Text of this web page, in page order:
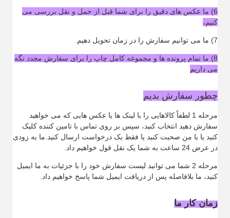
6) ما عکس های دقیق را برای شما قبل از حمل و نقل بررسی می
کنیم،
7) ما می توانیم سفارش را در زمان تحویل دهیم.
8) ما تمام پرونده ها و مجموعه کامل چاپ را برای سفارش مجدد نگه
می داریم
چطور سفارش بدیم
مرحله 1 لطفاً کالاهایی را با لینک ها یا عکس هایی که می خواهید
سفارش دهید انتخاب کنید، سپس بر روی تماس با تامین کننده کلیک
کنید یا با من صحبت کنید یا فقط یک درخواست ارسال کنید.ما به زودی
در عرض 24 ساعت به شما یک نقل قول خواهیم داد.
مرحله 2 شما می توانید لیست سفارش خود را با جزئیات به ما ایمیل
کنید، ما بلافاصله پس از دریافت ایمیل شما پاسخ خواهیم داد.
زمان کار ما